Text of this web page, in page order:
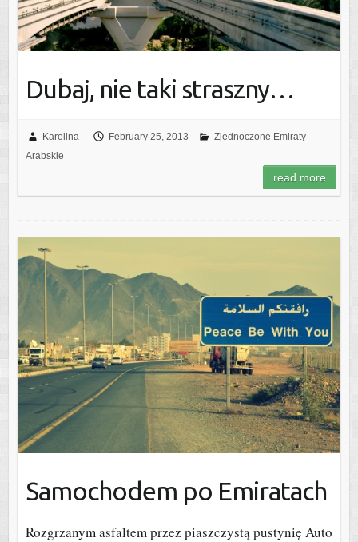
Dubaj, nie taki straszny…
Karolina February 25, 2013
Zjednoczone Emiraty
Arabskie
read more
Samochodem po Emiratach
Rozgrzanym asfaltem przez piaszczystą pustynię Auto